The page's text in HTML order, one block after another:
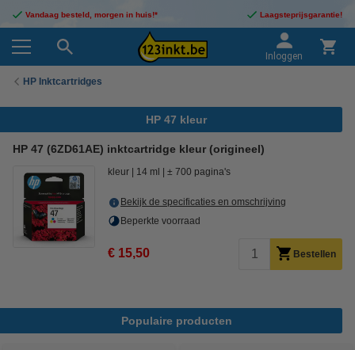
Vandaag besteld, morgen in huis!* Laagsteprijsgarantie!
Inloggen
HP Inktcartridges
HP 47 kleur
HP 47 (6ZD61AE) inktcartridge kleur (origineel)
kleur 14 ml ± 700 pagina's
Bekijk de specificaties en omschrijving
Beperkte voorraad
€ 15,50 Bestellen
Populaire producten